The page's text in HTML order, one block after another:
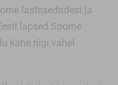
lasteaedadest ja
lapsed Soome
kahe riigi vahel